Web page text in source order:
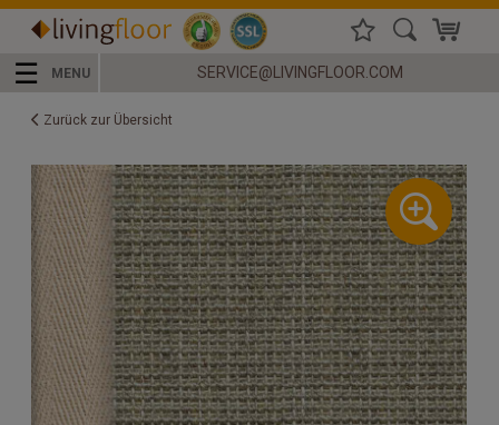
☰ MENU SERVICE@LIVINGFLOOR.COM
Zurück zur Übersicht